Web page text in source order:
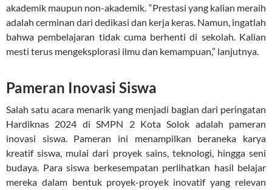
akademik maupun non-akademik. “Prestasi yang kalian meraih
adalah cerminan dari dedikasi dan kerja keras. Namun, ingatlah
bahwa pembelajaran tidak cuma berhenti di sekolah. Kalian
mesti terus mengeksplorasi ilmu dan kemampuan,” lanjutnya.
Pameran Inovasi Siswa
Salah satu acara menarik yang menjadi bagian dari peringatan
Hardiknas 2024 di SMPN 2 Kota Solok adalah pameran
inovasi siswa. Pameran ini menampilkan beraneka karya
kreatif siswa, mulai dari proyek sains, teknologi, hingga seni
budaya. Para siswa berkesempatan perlihatkan hasil belajar
mereka dalam bentuk proyek-proyek inovatif yang relevan